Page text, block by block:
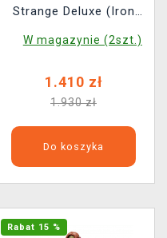
Strange Deluxe (Iron
W magazynie (2szt.)
1.410 zł
1.930 zł
Do koszyka
Rabat 15 %